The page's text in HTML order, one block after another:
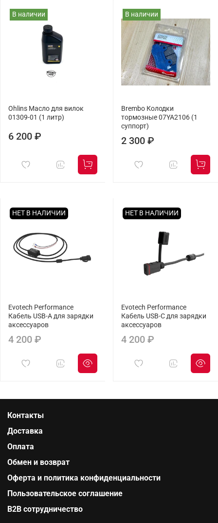
В наличии
Ohlins Масло для вилок
01309-01 (1 литр)
6 200 ₽
В наличии
Brembo Колодки
тормозные 07YA2106 (1
суппорт)
2 300 ₽
НЕТ В НАЛИЧИИ
Evotech Performance
Кабель USB-A для зарядки
аксессуаров
4 200 ₽
НЕТ В НАЛИЧИИ
Evotech Performance
Кабель USB-C для зарядки
аксессуаров
4 200 ₽
Контакты
Доставка
Оплата
Обмен и возврат
Оферта и политика конфиденциальности
Пользовательское соглашение
B2B сотрудничество